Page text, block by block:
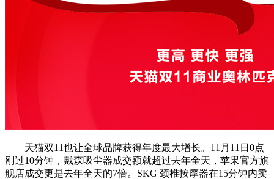
天猫双11也让全球品牌获得年度最大增长。11月11日0点
刚过10分钟，戴森吸尘器成交额就超过去年全天，苹果官方旗
舰店成交更是去年全天的7倍。SKG 颈椎按摩器在15分钟内卖